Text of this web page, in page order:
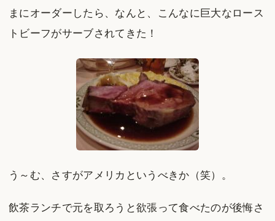
まにオーダーしたら、なんと、こんなに巨大なロース
トビーフがサーブされてきた！
う～む、さすがアメリカというべきか（笑）。
飲茶ランチで元を取ろうと欲張って食べたのが後悔さ